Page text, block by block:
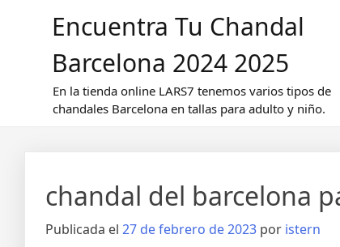
Encuentra Tu Chandal
Barcelona 2024 2025
En la tienda online LARS7 tenemos varios tipos de
chandales Barcelona en tallas para adulto y niño.
chandal del barcelona
Publicada el 27 de febrero de 2023 por istern